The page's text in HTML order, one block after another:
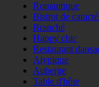
Romantique
Bistrot de
Branché
Happy chic
Restaurant
Atypique
Auberge
Table d'hôte